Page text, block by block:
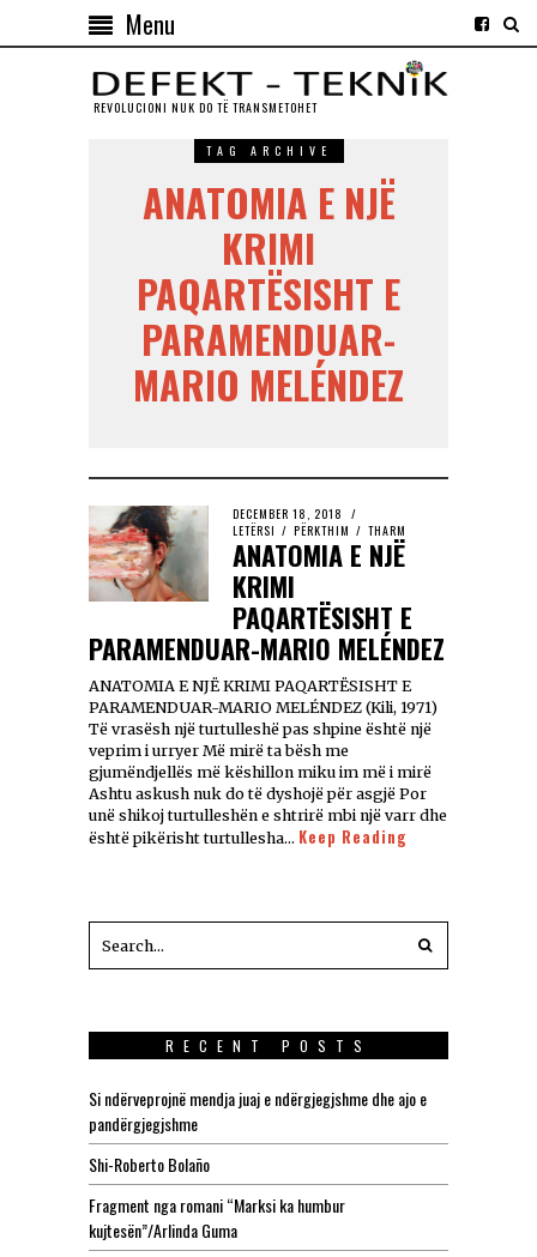
Menu
REVOLUCIONI NUK DO TЁ TRANSMETOHET
TAG ARCHIVE
ANATOMIA E NJË
KRIMI
PAQARTËSISHT E
PARAMENDUAR-
MARIO MELÉNDEZ
DECEMBER 18, 2018
LETËRSI / PËRKTHIM / THARM
ANATOMIA E NJË
KRIMI
PAQARTËSISHT E
PARAMENDUAR-MARIO MELÉNDEZ
ANATOMIA E NJË KRIMI PAQARTËSISHT E
PARAMENDUAR-MARIO MELÉNDEZ (Kili, 1971)
Të vrasësh një turtulleshë pas shpine është një
veprim i urryer Më mirë ta bësh me
gjumëndjellës më këshillon miku im më i mirë
Ashtu askush nuk do të dyshojë për asgjë Por
unë shikoj turtulleshën e shtrirë mbi një varr dhe
është pikërisht turtullesha… Keep Reading
RECENT POSTS
Si ndërveprojnë mendja juaj e ndërgjegjshme dhe ajo e
pandërgjegjshme
Shi-Roberto Bolaño
Fragment nga romani “Marksi ka humbur
kujtesën”/Arlinda Guma